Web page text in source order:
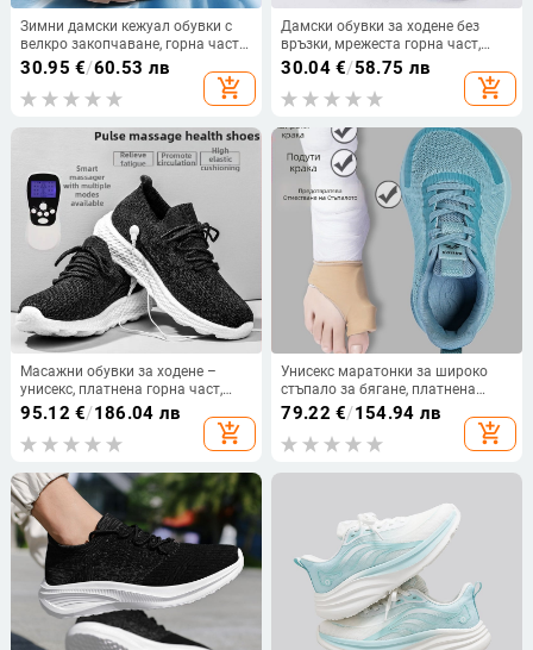
Зимни дамски кежуал обувки с
велкро закопчаване, горна част
от плат, кръгла пръст, плосък ток
30.95 €/60.53 лв
add_shopping_cart
Дамски обувки за ходене без
връзки, мрежеста горна част,
остър нос, дишащи, с антимирис
система, противохлъзгаща се
мека подметка
30.04€/58.75 лв
add_shopping_cart
Масажни обувки за ходене –
унисекс, платнена горна част,
кръгъл нос, еластична лента за
закопчаване, код 0001
95.12 €/186.04 лв
add_shopping_cart
Унисекс маратонки за широко
стъпало за бягане, платнена
горна част, кръгъл нос, връзки
отпред, есенно издание 2025
79.22 €/154.94 лв
add_shopping_cart